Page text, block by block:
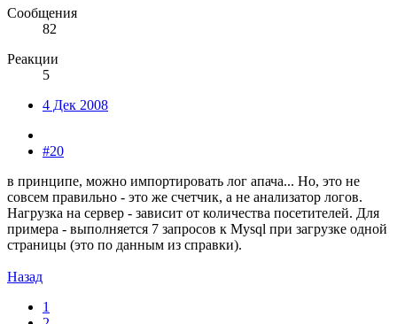
Сообщения
82
Реакции
5
4 Дек 2008
#20
в принципе, можно импортировать лог апача... Но, это не
совсем правильно - это же счетчик, а не анализатор логов.
Нагрузка на сервер - зависит от количества посетителей. Для
примера - выполняется 7 запросов к Mysql при загрузке одной
страницы (это по данным из справки).
Назад
1